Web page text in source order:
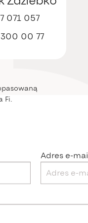
071 057
00 77
Fi.
Adres e-